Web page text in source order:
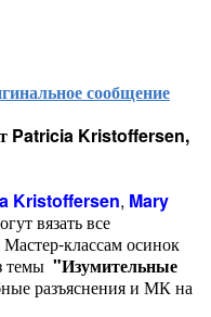
сообщение
Patricia Kristoffersen,
Kristoffersen, Mary
вязать все
классам осинок
темы "Изумительные
разъяснения и МК на